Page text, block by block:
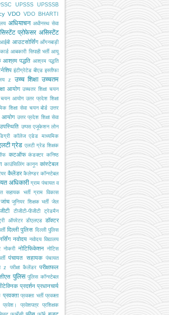
UPSSS UPSSSB
VDO VDO BHARTI
अधियाचन अधीनस्थ सेवा
प्रोफेसर असिस्टेंट
आईबी आउटसोर्सिंग आँगनबाड़ी
आबकारी सिपाही भर्ती आयु
आश्रम पद्धति आश्रम पद्धति
इंटीग्रेटेड बीएड इस्तीफा
z उच्च शिक्षा उच्चतम
आयोग उच्चतर शिक्षा चयन
चयन आयोग उतर प्रदेश शिक्षा
शिक्षा सेवा चयन बोर्ड उत्तर
आयोग उत्तर प्रदेश शिक्षा सेवा
उपस्थिति उप्पस एजूकेशन लोन
कॉलेज एडेड माध्यमिक
ग्रेड एलटी ग्रेड शिक्षक
कटऑफ कंडक्टर कनिष्ठ
काउंसिलिंग कानून कांस्टेबल
कैलेंडर कैलेण्डर कॉन्स्टेबल
अधिकारी ग्राम पंचायत व
सहायक भर्ती ग्राम विकास
जांच जूनियर शिक्षक भर्ती जेल
टीजीटी-पीजीटी
ट्रेडमैन
ऑपरेटर डीएलएड डॉक्टर
दिल्ली पुलिस दिल्ली पुलिस
नवोदय नवोदय विद्यालय
नोकरी नोटिफिकेशन नोटिस
पंचायत सहायक पंचायत
z परीक्षा कैलेंडर परीक्षाफल
पुलिस पुलिस कॉन्स्टेबल
प्रदर्शन प्रधानचार्य
प्रवक्ता प्रवक्ता भर्ती प्रवक्ता
प्रवेश। प्रवेशपत्र प्रशिक्षक